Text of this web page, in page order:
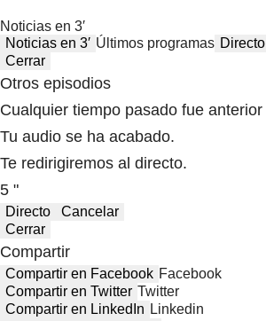
Noticias en 3′
Noticias en 3′ Últimos programas Directo
Cerrar
Otros episodios
Cualquier tiempo pasado fue anterior
Tu audio se ha acabado.
Te redirigiremos al directo.
5 "
Directo
Cancelar
Cerrar
Compartir
Compartir en Facebook Facebook
Compartir en Twitter Twitter
Compartir en LinkedIn Linkedin